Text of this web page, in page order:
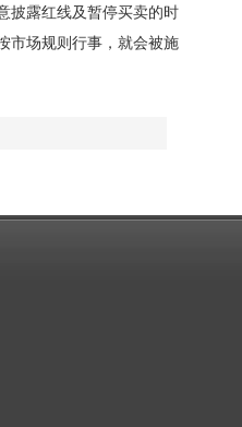
披露红线及暂停买卖的时
市场规则行事，就会被施